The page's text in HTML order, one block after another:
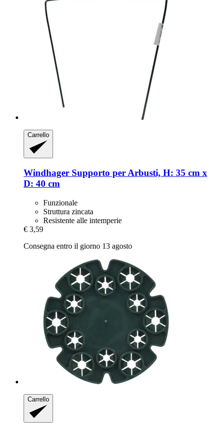
Carrello
Windhager Supporto per Arbusti, H: 35 cm x
D: 40 cm
Funzionale
Struttura zincata
Resistente alle intemperie
€ 3,59
Consegna entro il giorno 13 agosto
Carrello